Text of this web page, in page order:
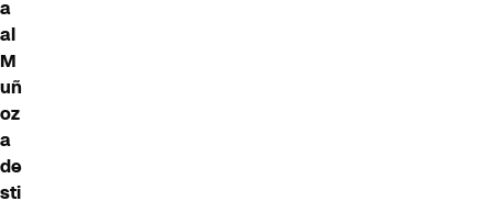
a
al
M
uñ
oz
a
de
sti